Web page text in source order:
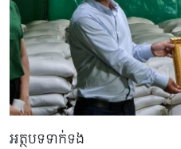
អត្ថបទទាក់ទង